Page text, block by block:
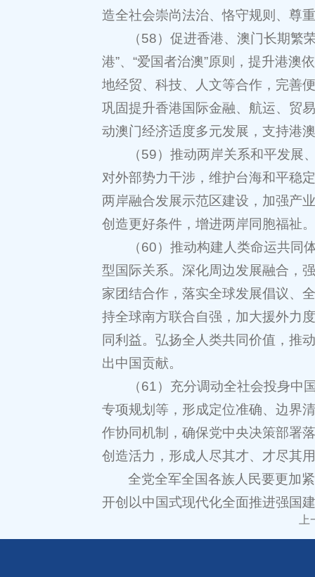
造全社会崇尚法治、恪守规则、尊
（58）促进香港、澳门长期繁
港”、“爱国者治澳”原则，提升港
地经贸、科技、人文等合作，完善
巩固提升香港国际金融、航运、贸
动澳门经济适度多元发展，支持港
（59）推动两岸关系和平发展
对外部势力干涉，维护台海和平稳
两岸融合发展示范区建设，加强产
创造更好条件，增进两岸同胞福祉。
（60）推动构建人类命运共
型国际关系。深化周边发展融合，
家团结合作，落实全球发展倡议、
持全球南方联合自强，加大援外力
同利益。弘扬全人类共同价值，推
出中国贡献。
（61）充分调动全社会投身中
专项规划等，形成定位准确、边界
作协同机制，确保党中央决策部署
创造活力，形成人尽其才、才尽其
全党全军全国各族人民要更加
开创以中国式现代化全面推进强国